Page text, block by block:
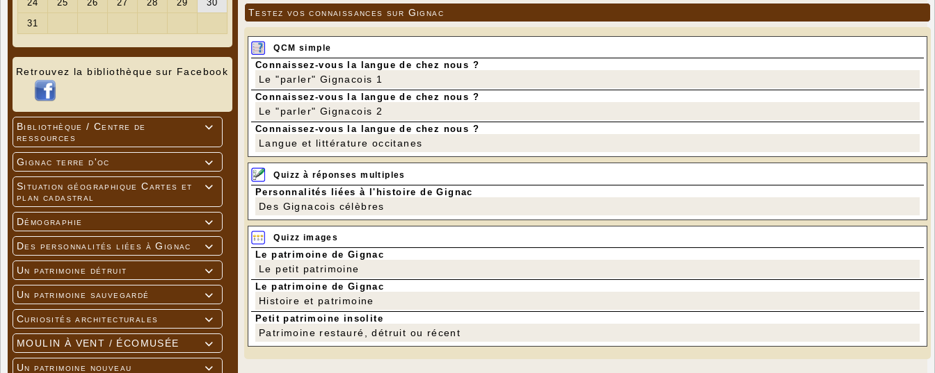
Retrouvez la bibliothèque sur Facebook

Bibliothèque / Centre de
ressources

Gignac terre d'oc

Situation géographique Cartes et
plan cadastral

Démographie

Des personnalités liées à Gignac

Un patrimoine détruit

Un patrimoine sauvegardé

Curiosités architecturales

MOULIN À VENT / ÉCOMUSÉE

Un patrimoine nouveau
Testez vos connaissances sur Gignac
QCM simple
Connaissez-vous la langue de chez nous ?
Le "parler" Gignacois 1
Connaissez-vous la langue de chez nous ?
Le "parler" Gignacois 2
Connaissez-vous la langue de chez nous ?
Langue et littérature occitanes
Quizz à réponses multiples
Personnalités liées à l'histoire de Gignac
Des Gignacois célèbres
Quizz images
Le patrimoine de Gignac
Le petit patrimoine
Le patrimoine de Gignac
Histoire et patrimoine
Petit patrimoine insolite
Patrimoine restauré, détruit ou récent